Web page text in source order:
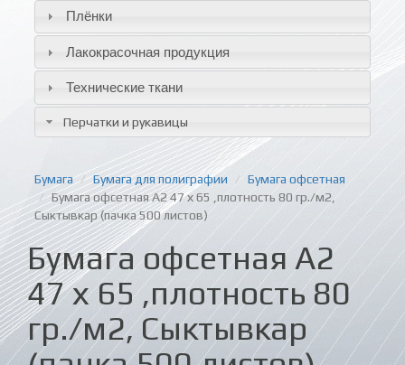
Плёнки
Лакокрасочная продукция
Технические ткани
Перчатки и рукавицы
Бумага Бумага для полиграфии
Бумага офсетная
Бумага офсетная А2 47 х 65 ,плотность 80 гр./м2,
Сыктывкар (пачка 500 листов)
Бумага офсетная А2
47 х 65 ,плотность 80
гр./м2, Сыктывкар